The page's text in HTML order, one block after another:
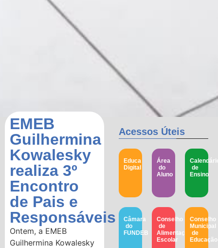
EMEB
Guilhermina
Kowalesky
realiza 3º
Encontro
de Pais e
Responsáveis
Ontem, a EMEB
Guilhermina Kowalesky
Acessos Úteis
Educa
Digital
Área
do
Aluno
de
Ensino
Câmara
do
FUNDEB
Conselho
de
Alimentação
Escolar
Conselho
Municipal
de
Educação​